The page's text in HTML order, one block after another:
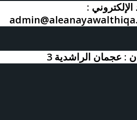
الإلكتروني :
: عجمان الراشدية 3